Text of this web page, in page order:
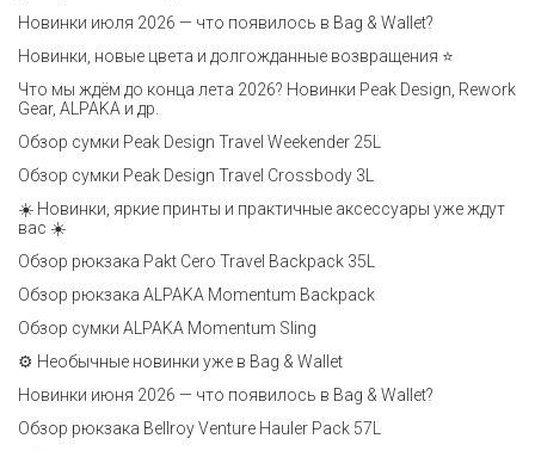
Новинки июля 2026 — что появилось в Bag & Wallet?
Новинки, новые цвета и долгожданные возвращения ⭐️
Что мы ждём до конца лета 2026? Новинки Peak Design, Rework
Gear, ALPAKA и др.
Обзор сумки Peak Design Travel Weekender 25L
Обзор сумки Peak Design Travel Crossbody 3L
☀️ Новинки, яркие принты и практичные аксессуары уже ждут
вас ☀️
Обзор рюкзака Pakt Cero Travel Backpack 35L
Обзор рюкзака ALPAKA Momentum Backpack
Обзор сумки ALPAKA Momentum Sling
⚙️ Необычные новинки уже в Bag & Wallet
Новинки июня 2026 — что появилось в Bag & Wallet?
Обзор рюкзака Bellroy Venture Hauler Pack 57L